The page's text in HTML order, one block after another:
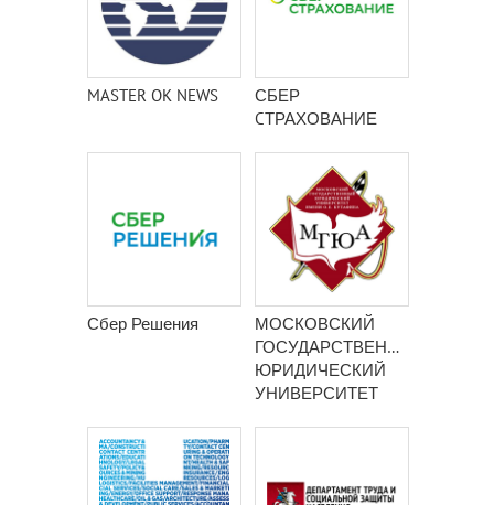
MASTER OK NEWS
СБЕР
CТРАХОВАНИЕ
Сбер Решения
МОСКОВСКИЙ
ГОСУДАРСТВЕННЫЙ
ЮРИДИЧЕСКИЙ
УНИВЕРСИТЕТ